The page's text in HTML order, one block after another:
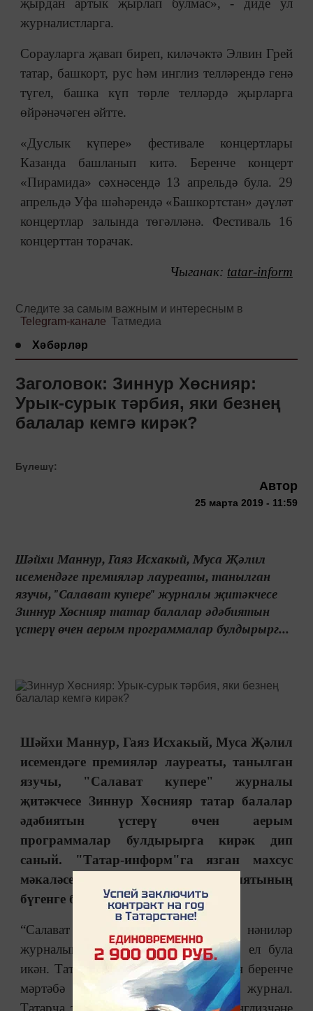
җырдан артык җырлап булмас», - диде ул
журналистларга.
Сорауларга җавап биреп, киләчәктә Элвин Грей
татар, башкорт, рус һәм инглиз телләрендә генә
түгел, башка күп төрле телләрдә җырларга
өйрәнәчәген әйтте.
«Дуслык күпере» фестивале концертлары
Казанда башланып китә. Беренче концерт
«Пирамида» сәхнәсендә 13 апрельдә була. 29
апрельдә Уфа шәһәрендә «Башкортстан» дәүләт
концертлар залында төгәлләнә. Фестиваль 16
концерттан торачак.
Чыганак: tatar-inform
Следите за самым важным и интересным в
Telegram-канале Татмедиа
Хәбәрләр
Заголовок: Зиннур Хөснияр:
Урык-сурык тәрбия, яки безнең
балалар кемгә кирәк?
Бүлешү:
Автор
25 марта 2019 - 11:59
Шәйхи Маннур, Гаяз Исхакый, Муса Җәлил
исемендәге премияләр лауреаты, танылган
язучы, "Салават купере" журналы җитәкчесе
Зиннур Хөснияр татар балалар әдәбиятын
үстерү өчен аерым программалар булдырырг...
Шәйхи Маннур, Гаяз Исхакый, Муса Җәлил
исемендәге премияләр лауреаты, танылган
язучы, "Салават купере" журналы
җитәкчесе Зиннур Хөснияр татар балалар
әдәбиятын үстерү өчен аерым
программалар булдырырга кирәк дип
саный. "Татар-информ"га язган махсус
мәкаләсендә ул балалар әдәбиятының
бүгенге бурычларын билгели.
“Салават күпере”дип аталган нәниләр
журналына нигез салынуга быел 30 ел була
икән. Татар тарихында сабыйлар өчен беренче
мәртәбә нәшер ителә мондый төсле журнал.
Татарча тәрбия бирә, татар баласы инглизчәне